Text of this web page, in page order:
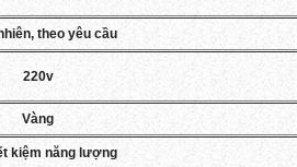
theo yêu cầu
220v
Vàng
kiệm năng lượng